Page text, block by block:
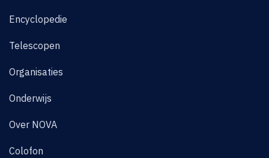
Encyclopedie
Telescopen
Organisaties
Onderwijs
Over NOVA
Colofon